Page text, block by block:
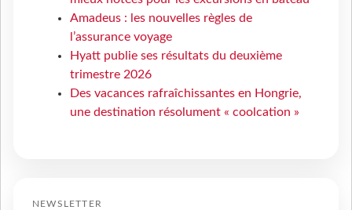
Amadeus : les nouvelles règles de
l’assurance voyage
Hyatt publie ses résultats du deuxième
trimestre 2026
Des vacances rafraîchissantes en Hongrie,
une destination résolument « coolcation »
NEWSLETTER